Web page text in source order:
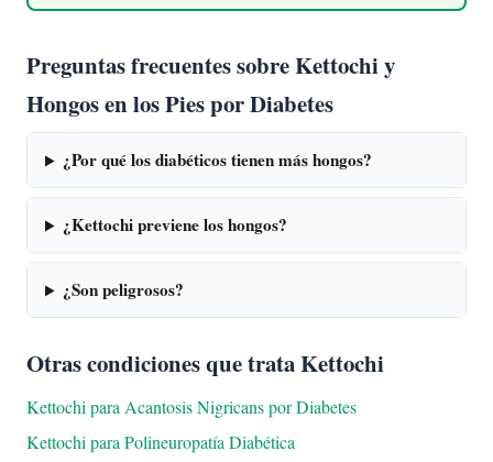
Preguntas frecuentes sobre Kettochi y
Hongos en los Pies por Diabetes
¿Por qué los diabéticos tienen más hongos?
¿Kettochi previene los hongos?
¿Son peligrosos?
Otras condiciones que trata Kettochi
Kettochi para Acantosis Nigricans por Diabetes
Kettochi para Polineuropatía Diabética